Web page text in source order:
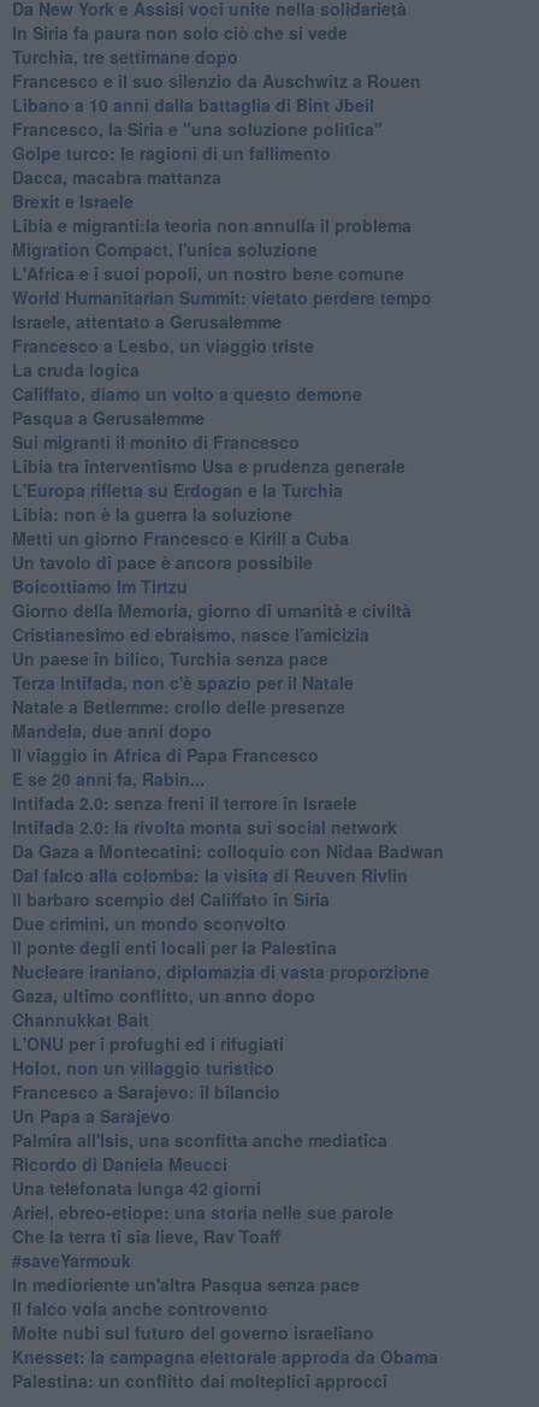
Da New York e Assisi voci unite nella solidarietà
In Siria fa paura non solo ciò che si vede
Turchia, tre settimane dopo
Francesco e il suo silenzio da Auschwitz a Rouen
Libano a 10 anni dalla battaglia di Bint Jbeil
Francesco, la Siria e "una soluzione politica"
Golpe turco: le ragioni di un fallimento
Dacca, macabra mattanza
Brexit e Israele
Libia e migranti:la teoria non annulla il problema
Migration Compact, l'unica soluzione
L'Africa e i suoi popoli, un nostro bene comune
World Humanitarian Summit: vietato perdere tempo
Israele, attentato a Gerusalemme
Francesco a Lesbo, un viaggio triste
La cruda logica
Califfato, diamo un volto a questo demone
Pasqua a Gerusalemme
Sui migranti il monito di Francesco
Libia tra interventismo Usa e prudenza generale
L'Europa rifletta su Erdogan e la Turchia
Libia: non è la guerra la soluzione
Metti un giorno Francesco e Kirill a Cuba
Un tavolo di pace è ancora possibile
Boicottiamo Im Tirtzu
Giorno della Memoria, giorno di umanità e civiltà
Cristianesimo ed ebraismo, nasce l'amicizia
Un paese in bilico, Turchia senza pace
Terza Intifada, non c'è spazio per il Natale
Natale a Betlemme: crollo delle presenze
Mandela, due anni dopo
Il viaggio in Africa di Papa Francesco
E se 20 anni fa, Rabin...
Intifada 2.0: senza freni il terrore in Israele
Intifada 2.0: la rivolta monta sui social network
Da Gaza a Montecatini: colloquio con Nidaa Badwan
Dal falco alla colomba: la visita di Reuven Rivlin
Il barbaro scempio del Califfato in Siria
Due crimini, un mondo sconvolto
Il ponte degli enti locali per la Palestina
Nucleare iraniano, diplomazia di vasta proporzione
Gaza, ultimo conflitto, un anno dopo
Channukkat Bait
L'ONU per i profughi ed i rifugiati
Holot, non un villaggio turistico
Francesco a Sarajevo: il bilancio
Un Papa a Sarajevo
Palmira all'Isis, una sconfitta anche mediatica
Ricordo di Daniela Meucci
​Una telefonata lunga 42 giorni
​Ariel, ebreo-etiope: una storia nelle sue parole
Che la terra ti sia lieve, Rav Toaff
​#saveYarmouk
​In medioriente un'altra Pasqua senza pace
​Il falco vola anche controvento
Molte nubi sul futuro del governo israeliano
Knesset: la campagna elettorale approda da Obama
Palestina: un conflitto dai molteplici approcci